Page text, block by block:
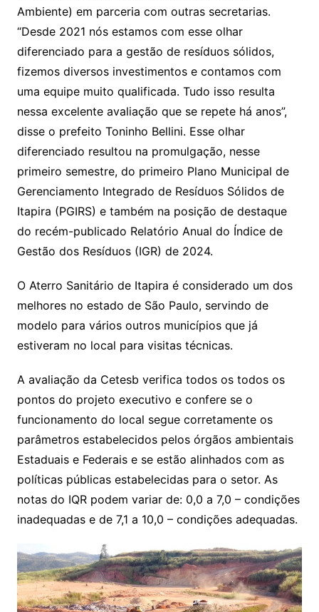
Ambiente) em parceria com outras secretarias.
“Desde 2021 nós estamos com esse olhar
diferenciado para a gestão de resíduos sólidos,
fizemos diversos investimentos e contamos com
uma equipe muito qualificada. Tudo isso resulta
nessa excelente avaliação que se repete há anos”,
disse o prefeito Toninho Bellini. Esse olhar
diferenciado resultou na promulgação, nesse
primeiro semestre, do primeiro Plano Municipal de
Gerenciamento Integrado de Resíduos Sólidos de
Itapira (PGIRS) e também na posição de destaque
do recém-publicado Relatório Anual do Índice de
Gestão dos Resíduos (IGR) de 2024.
O Aterro Sanitário de Itapira é considerado um dos
melhores no estado de São Paulo, servindo de
modelo para vários outros municípios que já
estiveram no local para visitas técnicas.
A avaliação da Cetesb verifica todos os todos os
pontos do projeto executivo e confere se o
funcionamento do local segue corretamente os
parâmetros estabelecidos pelos órgãos ambientais
Estaduais e Federais e se estão alinhados com as
políticas públicas estabelecidas para o setor. As
notas do IQR podem variar de: 0,0 a 7,0 – condições
inadequadas e de 7,1 a 10,0 – condições adequadas.